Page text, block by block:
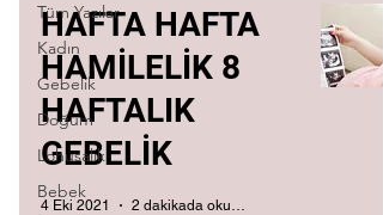
Tüm Yazılar
Kadın
Gebelik
Doğum
Lohusalık
Bebek
HAFTA HAFTA
HAMİLELİK 8
HAFTALIK
GEBELİK
4 Eki 2021 2 dakikada okunur